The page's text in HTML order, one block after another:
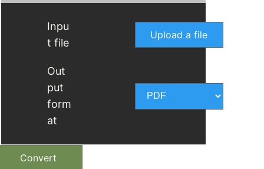
Inpu
t file
Upload a file
Out
put
form
at
Convert